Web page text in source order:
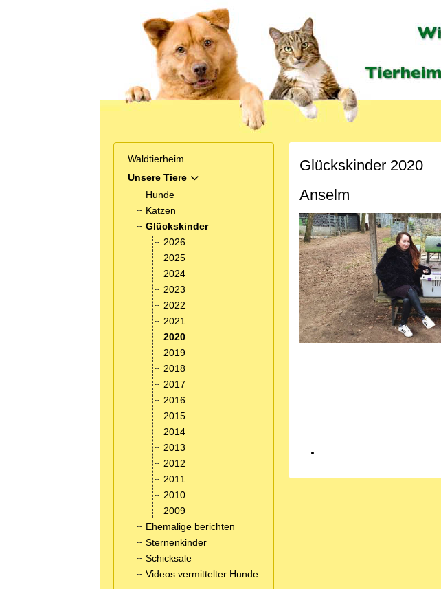
Waldtierheim
Unsere Tiere
MOD_MENU_TOGGLE_SUBMENU_LABEL
Hunde
Katzen
Glückskinder
2026
2025
2024
2023
2022
2021
2020
2019
2018
2017
2016
2015
2014
2013
2012
2011
2010
2009
Ehemalige berichten
Sternenkinder
Schicksale
Videos vermittelter Hunde
Glückskinder 2020
Anselm